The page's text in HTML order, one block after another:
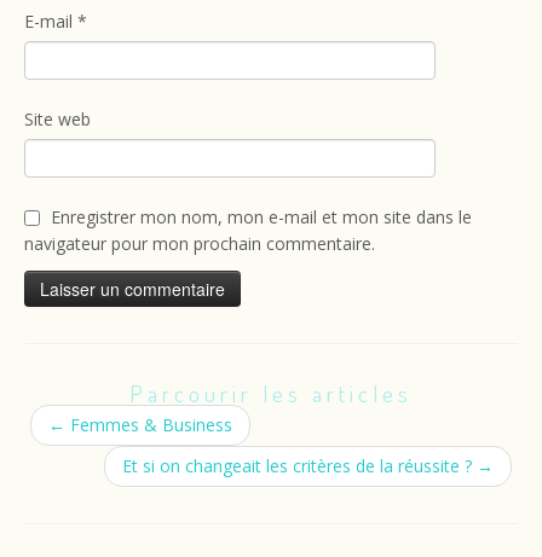
E-mail *
Site web
Enregistrer mon nom, mon e-mail et mon site dans le
navigateur pour mon prochain commentaire.
Parcourir les articles
← Femmes & Business
Et si on changeait les critères de la réussite ? →